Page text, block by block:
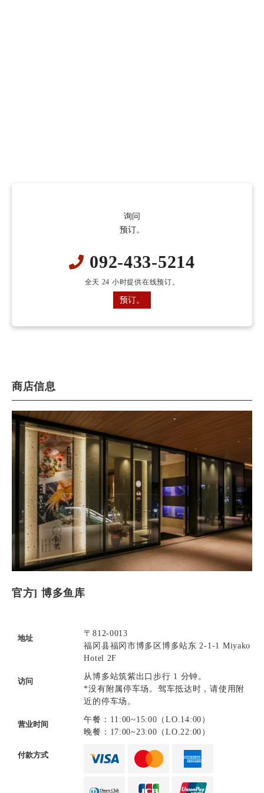
询问
预订。
092-433-5214
全天 24 小时提供在线预订。
预订。
商店信息
官方] 博多鱼库
地址
〒812-0013
福冈县福冈市博多区博多站东 2-1-1 Miyako
Hotel 2F
访问
从博多站筑紫出口步行 1 分钟。
*没有附属停车场。驾车抵达时，请使用附
近的停车场。
营业时间
午餐：11:00~15:00（LO.14:00）
晚餐：17:00~23:00（LO.22:00）
付款方式